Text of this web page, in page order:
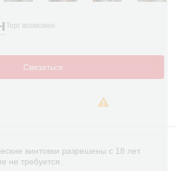
Торг возможен
Связаться
винтовки разрешены с 18 лет.
не требуется.